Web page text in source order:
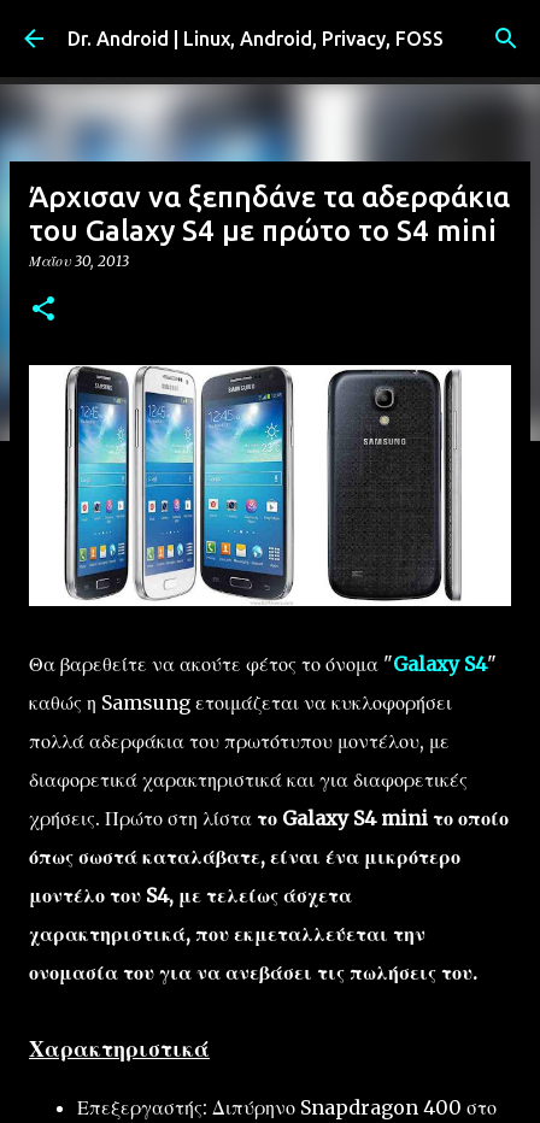
Μετάβαση στο κύριο περιεχόμενο
Dr. Android | Linux, Android, Privacy, FOSS
Άρχισαν να ξεπηδάνε τα αδερφάκια
του Galaxy S4 με πρώτο το S4 mini
Μαΐου 30, 2013
Θα βαρεθείτε να ακούτε φέτος το όνομα "Galaxy S4"
καθώς η Samsung ετοιμάζεται να κυκλοφορήσει
πολλά αδερφάκια του πρωτότυπου μοντέλου, με
διαφορετικά χαρακτηριστικά και για διαφορετικές
χρήσεις. Πρώτο στη λίστα το Galaxy S4 mini το οποίο
όπως σωστά καταλάβατε, είναι ένα μικρότερο
μοντέλο του S4, με τελείως άσχετα
χαρακτηριστικά, που εκμεταλλεύεται την
ονομασία του για να ανεβάσει τις πωλήσεις του.
Χαρακτηριστικά
Επεξεργαστής: Διπύρηνο Snapdragon 400 στο